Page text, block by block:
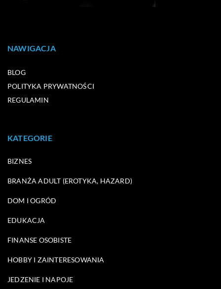
NAWIGACJA
BLOG
POLITYKA PRYWATNOŚCI
REGULAMIN
KATEGORIE
BIZNES
BRANŻA ADULT (EROTYKA, HAZARD)
DOM I OGRÓD
EDUKACJA
FINANSE OSOBISTE
HOBBY I ZAINTERESOWANIA
JEDZENIE I NAPOJE